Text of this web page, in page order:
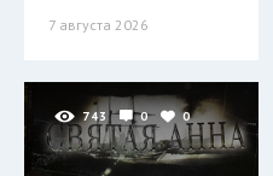
7 августа 2026
743 0 0